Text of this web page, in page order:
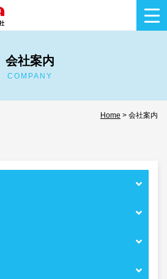
会社案内
COMPANY
Home > 会社案内